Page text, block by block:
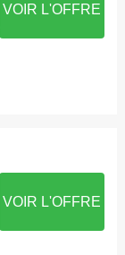
VOIR L'OFFRE
VOIR L'OFFRE